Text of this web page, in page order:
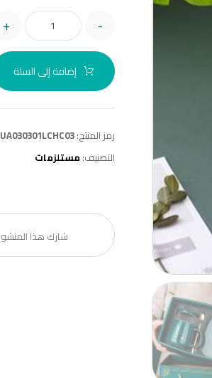
-
+
إضافة إلى السلة
رمز المنتج:UA030301LCHC03
التصنيف: مستلزمات